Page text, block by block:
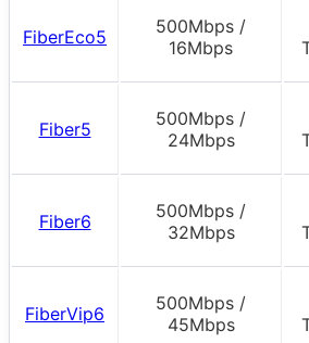
FiberEco5
500Mbps /
16Mbps
Fiber5
500Mbps /
24Mbps
Fiber6
500Mbps /
32Mbps
FiberVip6
500Mbps /
45Mbps